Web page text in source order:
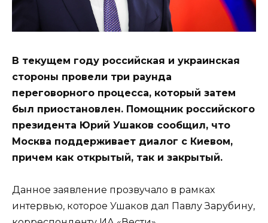
В текущем году российская и украинская
стороны провели три раунда
переговорного процесса, который затем
был приостановлен. Помощник российского
президента Юрий Ушаков сообщил, что
Москва поддерживает диалог с Киевом,
причем как открытый, так и закрытый.
Данное заявление прозвучало в рамках
интервью, которое Ушаков дал Павлу Зарубину,